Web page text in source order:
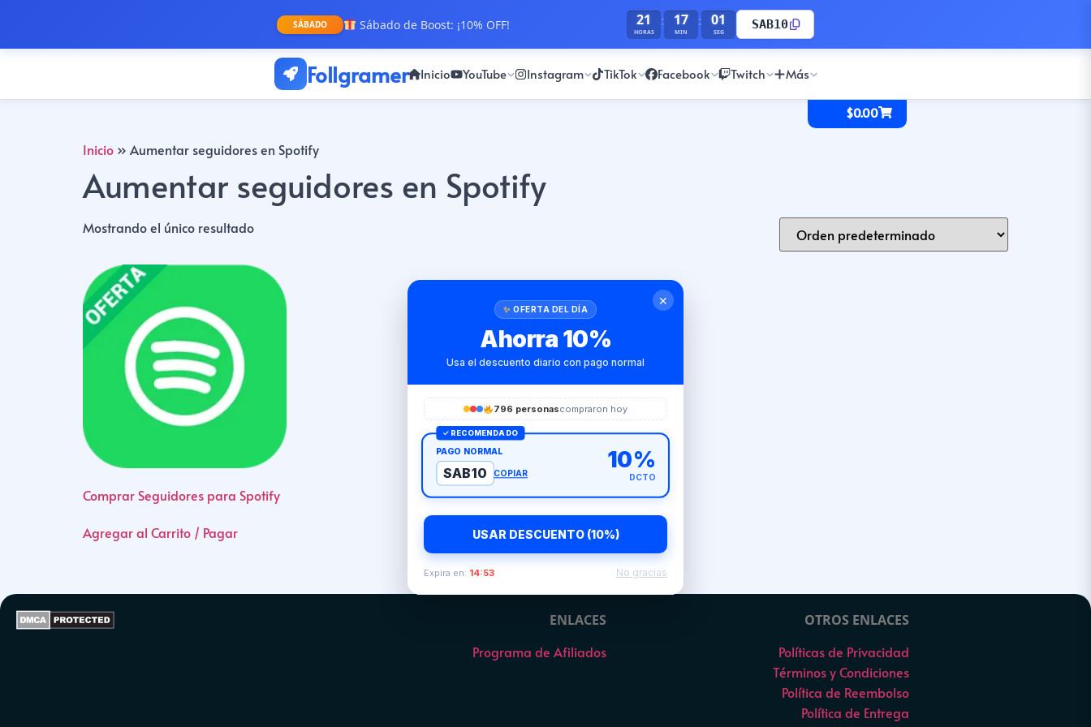
SÁBADO Sábado de Boost: ¡10% OFF! 21
HORAS
: 17
MIN
: 01
SEG
SAB10
Follgramer Inicio YouTube Instagram TikTok Facebook Twitch Más
$0.00
Inicio » Aumentar seguidores en Spotify
Aumentar seguidores en Spotify
Mostrando el único resultado
Comprar Seguidores para Spotify
Agregar al Carrito / Pagar
ENLACES
Programa de Afiliados
OTROS ENLACES
Políticas de Privacidad
Términos y Condiciones
Política de Reembolso
Política de Entrega
✕
OFERTA DEL DÍA
Ahorra 10%
Usa el descuento diario con pago normal
796 personascompraron hoy
✓ RECOMENDADO
PAGO NORMAL
SAB10 COPIAR
10%
DCTO
USAR DESCUENTO (10%)
Expira en: 14:53 No gracias